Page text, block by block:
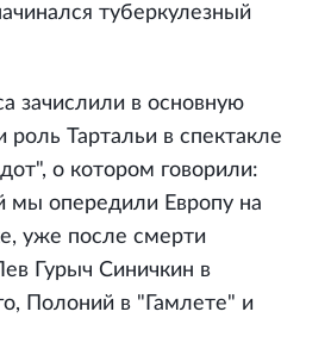
туберкулезный
зачислили в основную
роль Тартальи в спектакле
о котором говорили:
мы опередили Европу на
уже после смерти
Гурыч Синичкин в
Полоний в "Гамлете" и